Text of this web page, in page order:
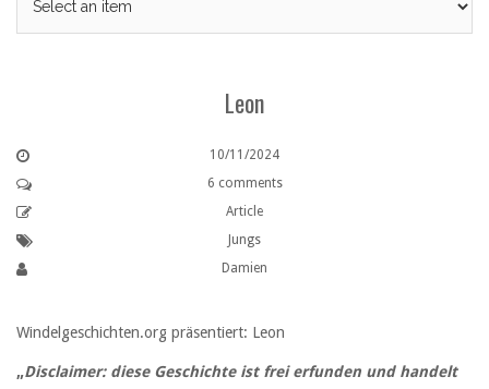
Leon
10/11/2024
6 comments
Article
Jungs
Damien
Windelgeschichten.org präsentiert: Leon
„Disclaimer: diese Geschichte ist frei erfunden und handelt